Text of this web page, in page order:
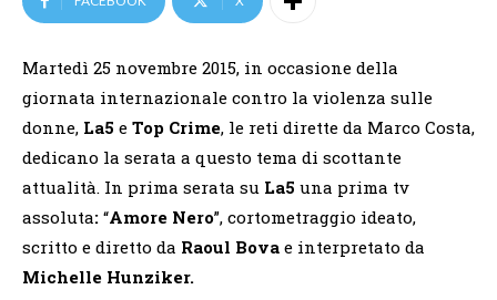
Martedì 25 novembre 2015, in occasione della
giornata internazionale contro la violenza sulle
donne, La5 e Top Crime, le reti dirette da Marco Costa,
dedicano la serata a questo tema di scottante
attualità. In prima serata su La5 una prima tv
assoluta: “Amore Nero”, cortometraggio ideato,
scritto e diretto da Raoul Bova e interpretato da
Michelle Hunziker.